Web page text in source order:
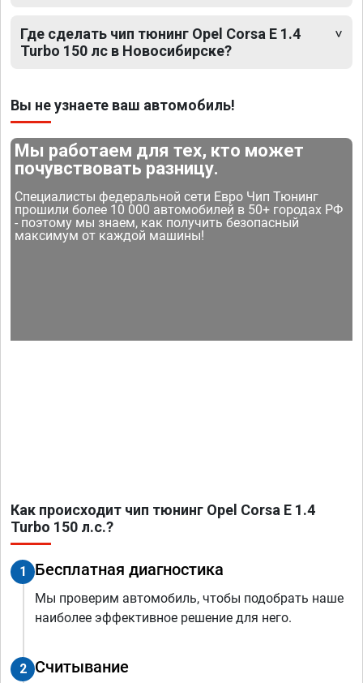
Где сделать чип тюнинг Opel Corsa E 1.4
Turbo 150 лс в Новосибирске?
Вы не узнаете ваш автомобиль!
Мы работаем для тех, кто может
почувствовать разницу.
Специалисты федеральной сети Евро Чип Тюнинг
прошили более 10 000 автомобилей в 50+ городах РФ
- поэтому мы знаем, как получить безопасный
максимум от каждой машины!
Как происходит чип тюнинг Opel Corsa E 1.4
Turbo 150 л.с.?
1 Бесплатная диагностика
Мы проверим автомобиль, чтобы подобрать наше
наиболее эффективное решение для него.
2 Считывание